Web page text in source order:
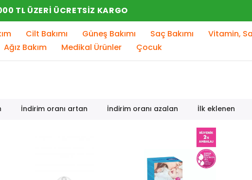
YENI SEZON ÜRÜNLER
Cilt Bakımı Güneş Bakımı Saç Bakımı
Vitamin,
Ağız Bakım
Medikal Ürünler Çocuk
İndirim oranı artan İndirim oranı azalan İlk eklenen